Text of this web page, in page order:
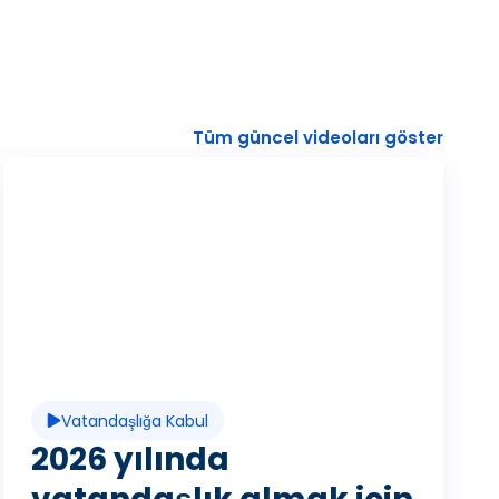
Tüm güncel videoları göster
Vatandaşlığa Kabul
2026 yılında